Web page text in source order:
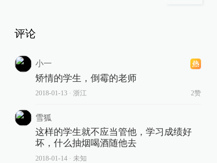
评论
小一
矫情的学生，倒霉的老师
2018-01-13∙ 浙江 2赞
雪狐
这样的学生就不应当管他，学习成绩好
坏，什么抽烟喝酒随他去
2018-01-14∙ 未知